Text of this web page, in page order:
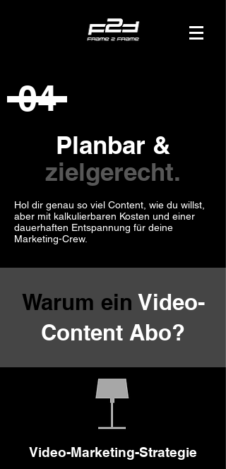
04
Planbar &
zielgerecht.
Hol dir genau so viel Content, wie du willst,
aber mit kalkulierbaren Kosten und einer
dauerhaften Entspannung für deine
Marketing-Crew.
Warum einVideo-
Content Abo?
Video-Marketing-Strategie